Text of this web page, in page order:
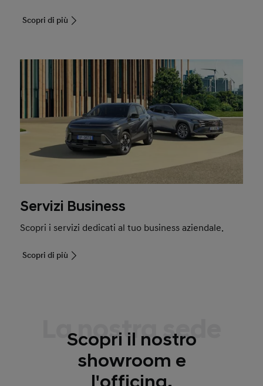
Scopri di più
Servizi Business
Scopri i servizi dedicati al tuo business aziendale.
Scopri di più
La nostra sede
Scopri il nostro
showroom e